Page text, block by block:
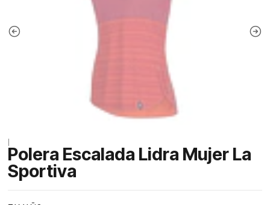
Polera Escalada Lidra Mujer La
Sportiva